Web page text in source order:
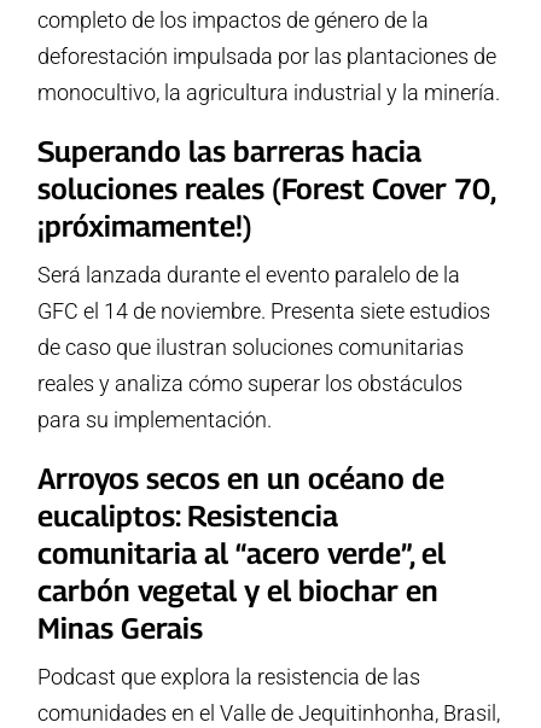
completo de los impactos de género de la
deforestación impulsada por las plantaciones de
monocultivo, la agricultura industrial y la minería.
Superando las barreras hacia
soluciones reales (Forest Cover 70,
¡próximamente!)
Será lanzada durante el evento paralelo de la
GFC el 14 de noviembre. Presenta siete estudios
de caso que ilustran soluciones comunitarias
reales y analiza cómo superar los obstáculos
para su implementación.
Arroyos secos en un océano de
eucaliptos: Resistencia
comunitaria al “acero verde”, el
carbón vegetal y el biochar en
Minas Gerais
Podcast que explora la resistencia de las
comunidades en el Valle de Jequitinhonha, Brasil,